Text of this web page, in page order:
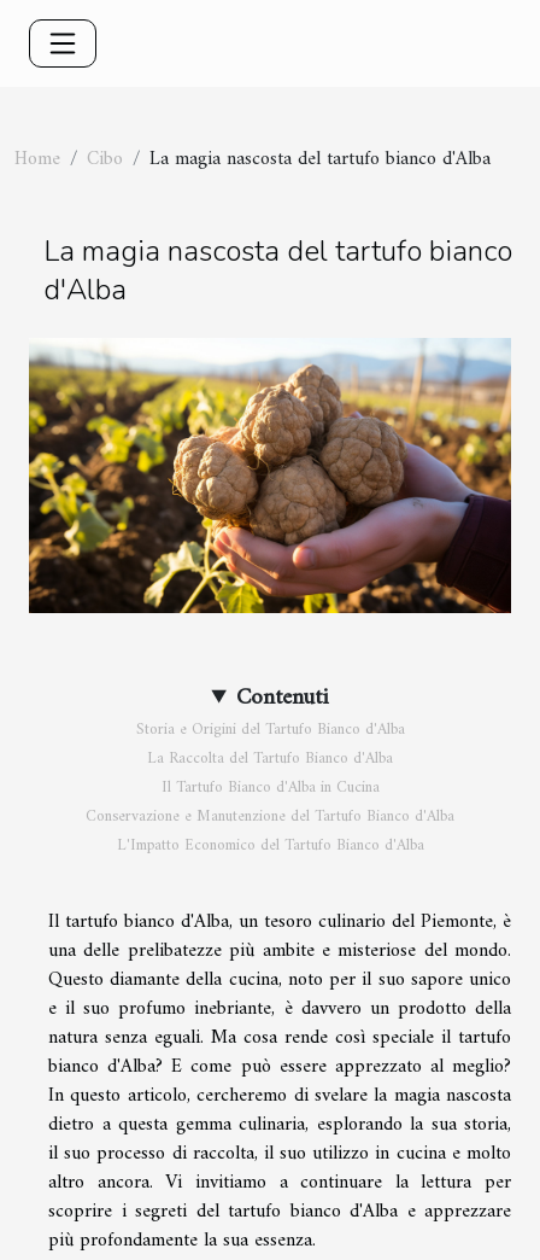
Home Cibo La magia nascosta del tartufo bianco d'Alba
La magia nascosta del tartufo bianco
d'Alba
Contenuti
Storia e Origini del Tartufo Bianco d'Alba
La Raccolta del Tartufo Bianco d'Alba
Il Tartufo Bianco d'Alba in Cucina
Conservazione e Manutenzione del Tartufo Bianco d'Alba
L'Impatto Economico del Tartufo Bianco d'Alba
Il tartufo bianco d'Alba, un tesoro culinario del Piemonte, è
una delle prelibatezze più ambite e misteriose del mondo.
Questo diamante della cucina, noto per il suo sapore unico
e il suo profumo inebriante, è davvero un prodotto della
natura senza eguali. Ma cosa rende così speciale il tartufo
bianco d'Alba? E come può essere apprezzato al meglio?
In questo articolo, cercheremo di svelare la magia nascosta
dietro a questa gemma culinaria, esplorando la sua storia,
il suo processo di raccolta, il suo utilizzo in cucina e molto
altro ancora. Vi invitiamo a continuare la lettura per
scoprire i segreti del tartufo bianco d'Alba e apprezzare
più profondamente la sua essenza.